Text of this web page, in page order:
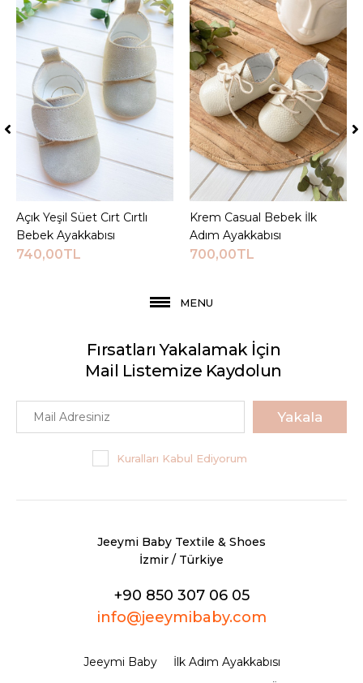
Sepete Ekle
Açık Yeşil Süet Cırt Cırtlı
Bebek Ayakkabısı
740,00TL
Sepete Ekle
Krem Casual Bebek İlk
Adım Ayakkabısı
700,00TL
MENU
Fırsatları Yakalamak İçin
Mail Listemize Kaydolun
Yakala
Kuralları Kabul Ediyorum
Jeeymi Baby Textile & Shoes
İzmir / Türkiye
+90 850 307 06 05
info@jeeymibaby.com
Jeeymi Baby
İlk Adım Ayakkabısı